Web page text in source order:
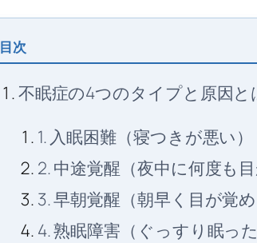
目次
不眠症の4つのタイプと原因と
1. 入眠困難（寝つきが悪い）
2. 中途覚醒（夜中に何度も目
3. 早朝覚醒（朝早く目が覚め
4. 熟眠障害（ぐっすり眠っ